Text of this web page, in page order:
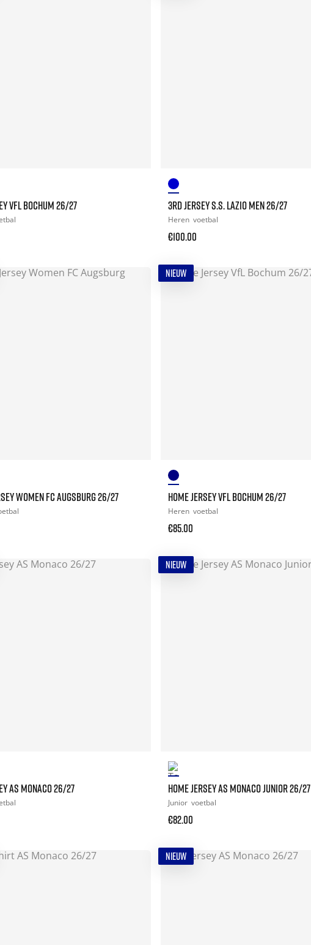
VFL BOCHUM 26/27 3RD JERSEY S.S. LAZIO MEN 26/27
Heren voetbal
€100.00
WOMEN FC AUGSBURG 26/27
NIEUW
HOME JERSEY VFL BOCHUM 26/27
Heren voetbal
€85.00
AS MONACO 26/27
NIEUW
HOME JERSEY AS MONACO JUNIOR 26/27
Junior voetbal
€82.00
NIEUW